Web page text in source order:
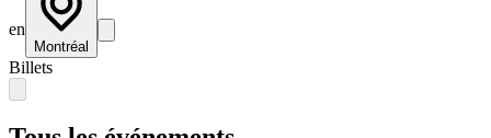
en
Montréal
Billets